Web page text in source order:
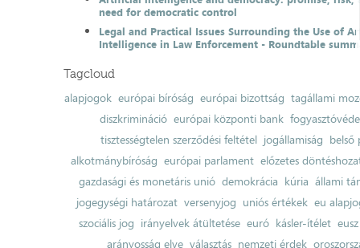
need for democratic control
Legal and Practical Issues Surrounding the Use of
Intelligence in Law Enforcement - Roundtable
Tagcloud
alapjogok európai bíróság európai bizottság tagállami
diszkrimináció európai központi bank
tisztességtelen szerződési feltétel jogállamiság belső
alkotmánybíróság európai parlament előzetes
gazdasági és monetáris unió demokrácia kúria állami
jogegységi határozat versenyjog uniós értékek eu
szociális jog irányelvek átültetése euró kásler-ítélet
arányosság elve választás nemzeti érdek